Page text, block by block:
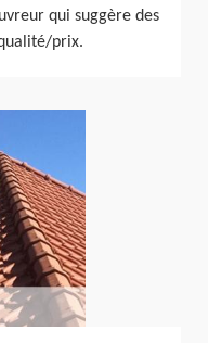
qui suggère des
prix.